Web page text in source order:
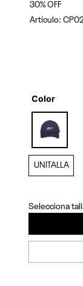
30% OFF
Artículo:
Color
selected
UNITALLA
Selecciona